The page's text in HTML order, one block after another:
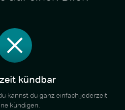
kündbar
kannst du ganz einfach jederzeit
kündigen.